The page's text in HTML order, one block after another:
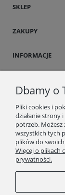
SKLEP
ZAKUPY
INFORMACJE
Dbamy o
Pliki cookies i
działanie strony
potrzeb. Możesz
wszystkich tych
plików do
Więcej o plikach
prywatności.